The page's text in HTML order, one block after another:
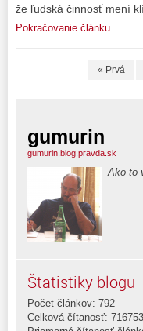
že ľudská činnosť mení
Pokračovanie článku
« Prvá
gumurin
gumurin.blog.pravda.sk
Ako to
Štatistiky blogu
Počet článkov: 792
Celková čítanosť: